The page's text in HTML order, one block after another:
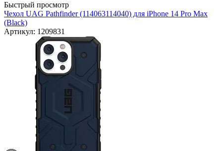
Быстрый просмотр
Чехол UAG Pathfinder (114063114040) для iPhone 14 Pro Max
(Black)
Артикул: 1209831